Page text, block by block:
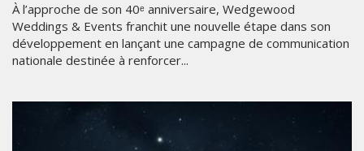
À l’approche de son 40ᵉ anniversaire, Wedgewood
Weddings & Events franchit une nouvelle étape dans son
développement en lançant une campagne de communication
nationale destinée à renforcer...